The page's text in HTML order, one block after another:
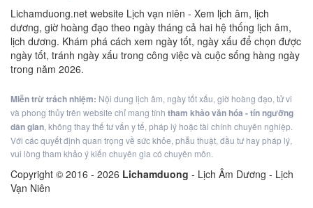
Lichamduong.net website Lịch vạn niên - Xem lịch âm, lịch
dương, giờ hoàng đạo theo ngày tháng cả hai hệ thống lịch âm,
lịch dương. Khám phá cách xem ngày tốt, ngày xấu để chọn được
ngày tốt, tránh ngày xấu trong công việc và cuộc sống hàng ngày
trong năm 2026.
Miễn trừ trách nhiệm: Nội dung lịch âm, ngày tốt xấu, giờ hoàng đạo, tử vi
và phong thủy trên website chỉ mang tính tham khảo văn hóa - tín ngưỡng
dân gian, không thay thế tư vấn y tế, pháp lý hoặc tài chính chuyên nghiệp.
Với các quyết định quan trọng về sức khỏe, phẫu thuật, đầu tư hay pháp lý,
vui lòng tham khảo ý kiến chuyên gia có chuyên môn.
Copyright © 2016 - 2026 Lichamduong - Lịch Âm Dương - Lịch
Vạn Niên